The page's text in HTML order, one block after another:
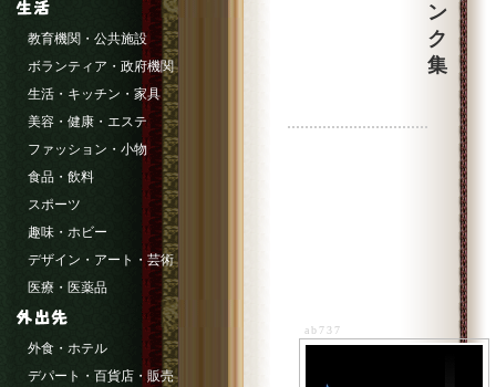
ン
ク
集
ab737
教育機関・公共施設
ボランティア・政府機関
生活・キッチン・家具
美容・健康・エステ
ファッション・小物
食品・飲料
スポーツ
趣味・ホビー
デザイン・アート・芸術
医療・医薬品
外食・ホテル
デパート・百貨店・販売